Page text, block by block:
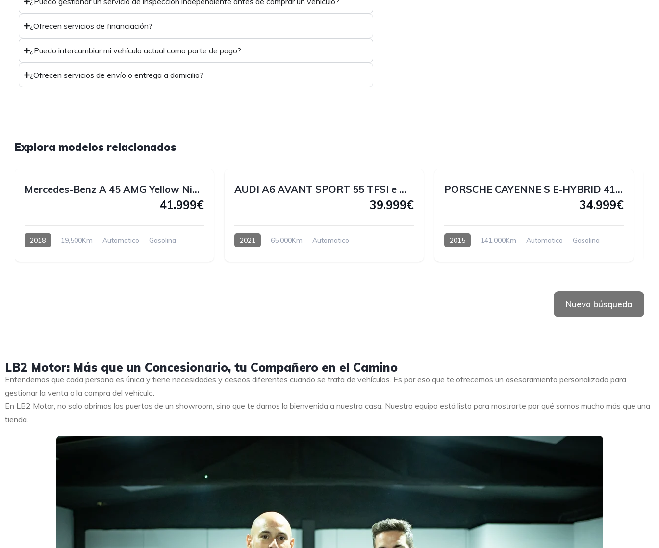
¿Ofrecen servicios de financiación?
¿Puedo intercambiar mi vehículo actual como parte de pago?
¿Ofrecen servicios de envío o entrega a domicilio?
Explora modelos relacionados
1
Mercedes-Benz A 45 AMG Yellow Night Edition 4MATIC 381 CV
41.999€
2018 19,500Km Automatico Gasolina
AUDI A6 AVANT SPORT 55 TFSI e QUATTRO 367 CV
39.999€
2021 65,000Km
Automatico
PORSCHE CAYENNE S E-HYBRID 416cv HÍBRIDO ENCHUFABLE
34.999€
2015 141,000Km Automatico Gasolina
Nueva búsqueda
LB2 Motor: Más que un Concesionario, tu Compañero en el Camino
Entendemos que cada persona es única y tiene necesidades y deseos diferentes cuando se trata de vehículos. Es por eso que te ofrecemos un asesoramiento personalizado para
gestionar la venta o la compra del vehículo.
En LB2 Motor, no solo abrimos las puertas de un showroom, sino que te damos la bienvenida a nuestra casa. Nuestro equipo está listo para mostrarte por qué somos mucho más que una
tienda.